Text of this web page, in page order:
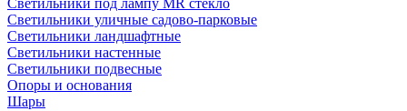
Светильники под лампу MR стекло
Светильники уличные садово-парковые
Светильники ландшафтные
Светильники настенные
Светильники подвесные
Опоры и основания
Шары